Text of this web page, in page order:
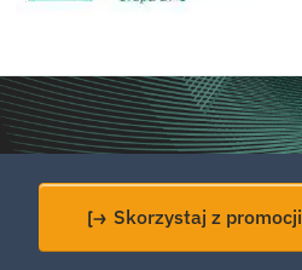
Skorzystaj z promocji